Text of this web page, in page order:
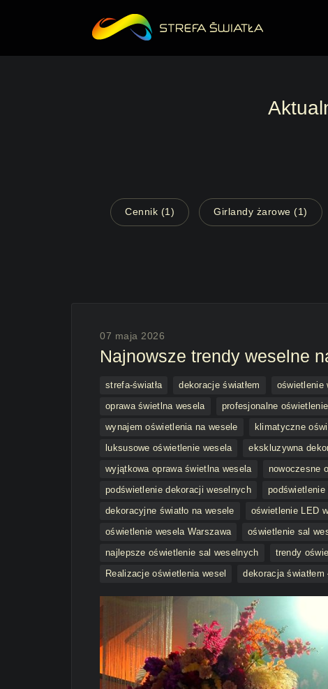
Cennik (1) Girlandy żarowe (1)
07 maja 2026
Najnowsze trendy weselne
strefa-światła dekoracje światłem oświetlenie
oprawa świetlna wesela
profesjonalne
wynajem oświetlenia na wesele
klimatyczne
luksusowe oświetlenie wesela
ekskluzywna
wyjątkowa oprawa świetlna wesela
nowoczesne
podświetlenie dekoracji weselnych
dekoracyjne światło na wesele
oświetlenie LED
oświetlenie wesela Warszawa
oświetlenie sal
najlepsze oświetlenie sal weselnych
trendy
Realizacje oświetlenia wesel
dekoracja